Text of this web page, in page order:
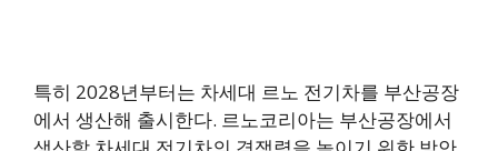
특히 2028년부터는 차세대 르노 전기차를 부산공장
에서 생산해 출시한다. 르노코리아는 부산공장에서